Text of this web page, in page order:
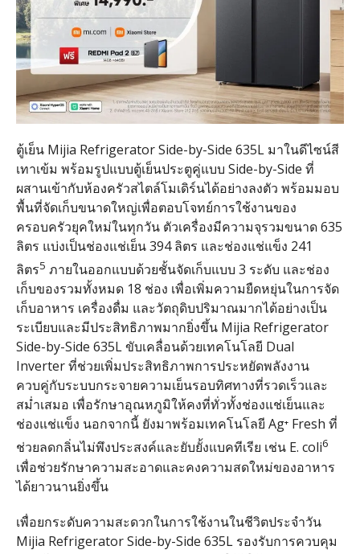
ตู้เย็น Mijia Refrigerator Side-by-Side 635L มาในดีไซน์สี
เทาเข้ม พร้อมรูปแบบตู้เย็นประตูคู่แบบ Side-by-Side ที่
ผสานเข้ากับห้องครัวสไตล์โมเดิร์นได้อย่างลงตัว พร้อมมอบ
พื้นที่จัดเก็บขนาดใหญ่เพื่อตอบโจทย์การใช้งานของ
ครอบครัวยุคใหม่ในทุกวัน ตัวเครื่องมีความจุรวมขนาด 635
ลิตร แบ่งเป็นช่องแช่เย็น 394 ลิตร และช่องแช่แข็ง 241
ลิตร5 ภายในออกแบบด้วยชั้นจัดเก็บแบบ 3 ระดับ และช่อง
เก็บของรวมทั้งหมด 18 ช่อง เพื่อเพิ่มความยืดหยุ่นในการจัด
เก็บอาหาร เครื่องดื่ม และวัตถุดิบปริมาณมากได้อย่างเป็น
ระเบียบและมีประสิทธิภาพมากยิ่งขึ้น Mijia Refrigerator
Side-by-Side 635L ขับเคลื่อนด้วยเทคโนโลยี Dual
Inverter ที่ช่วยเพิ่มประสิทธิภาพการประหยัดพลังงาน
ควบคู่กับระบบกระจายความเย็นรอบทิศทางที่รวดเร็วและ
สม่ำเสมอ เพื่อรักษาอุณหภูมิให้คงที่ทั่วทั้งช่องแช่เย็นและ
ช่องแช่แข็ง นอกจากนี้ ยังมาพร้อมเทคโนโลยี Ag⁺ Fresh ที่
ช่วยลดกลิ่นไม่พึงประสงค์และยับยั้งแบคทีเรีย เช่น E. coli6
เพื่อช่วยรักษาความสะอาดและคงความสดใหม่ของอาหาร
ได้ยาวนานยิ่งขึ้น
เพื่อยกระดับความสะดวกในการใช้งานในชีวิตประจำวัน
Mijia Refrigerator Side-by-Side 635L รองรับการควบคุม